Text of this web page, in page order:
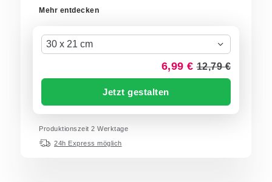
Mehr entdecken
30 x 21 cm
6,99 € 12,79 €
Jetzt gestalten
Produktionszeit 2 Werktage
24h Express möglich